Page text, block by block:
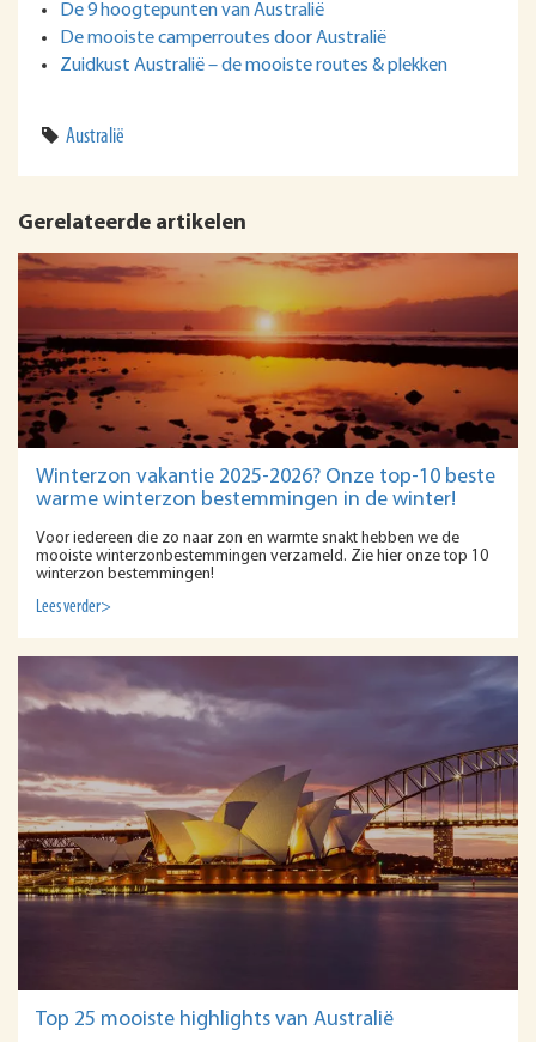
De 9 hoogtepunten van Australië
De mooiste camperroutes door Australië
Zuidkust Australië – de mooiste routes & plekken
Australië
Gerelateerde artikelen
Winterzon vakantie 2025-2026? Onze top-10 beste
warme winterzon bestemmingen in de winter!
Voor iedereen die zo naar zon en warmte snakt hebben we de
mooiste winterzonbestemmingen verzameld. Zie hier onze top 10
winterzon bestemmingen!
Lees verder>
Top 25 mooiste highlights van Australië